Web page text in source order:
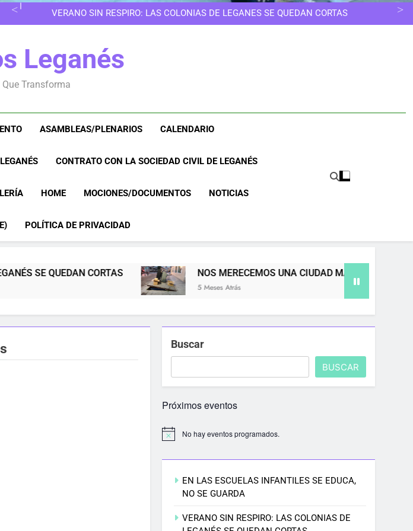
EN LAS ESCUELAS INFANTILES SE EDUCA, NO SE GUARDA
VERANO SIN RESPIRO: LAS COLONIAS DE LEGANÉS SE QUEDAN CORTAS
NOS MERECEMOS UNA CIUDAD MÁS LIMPIA
VERANO SIN RESPIRO: LAS COLONIAS DE LEGANÉS SE QUEDAN CORTAS
Leganés
Que Transforma
ASAMBLEAS/PLENARIOS CALENDARIO
CONTRATO CON LA SOCIEDAD CIVIL DE LEGANÉS
HOME MOCIONES/DOCUMENTOS NOTICIAS
POLÍTICA DE PRIVACIDAD
CORTAS NOS MERECEMOS UNA CIUDAD MÁS LIMPIA
5 Meses Atrás
Buscar
BUSCAR
Próximos eventos
No hay eventos programados.
EN LAS ESCUELAS INFANTILES SE EDUCA,
NO SE GUARDA
VERANO SIN RESPIRO: LAS COLONIAS DE